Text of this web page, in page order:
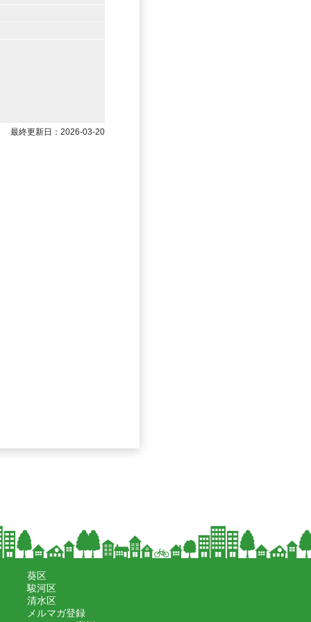
最終更新日：2026-03-20
葵区
駿河区
清水区
メルマガ登録